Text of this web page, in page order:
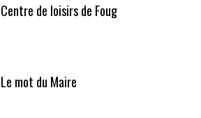
Centre de loisirs de Foug
Le mot du Maire